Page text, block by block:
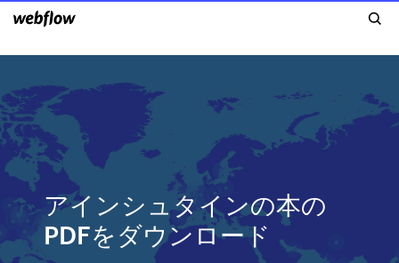
アインシュタインの本の
PDFをダウンロード